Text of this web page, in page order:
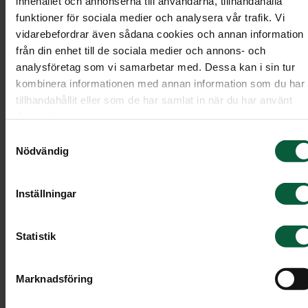
funktioner för sociala medier och analysera vår trafik. Vi
vidarebefordrar även sådana cookies och annan information
från din enhet till de sociala medier och annons- och
analysföretag som vi samarbetar med. Dessa kan i sin tur
kombinera informationen med annan information som du har
tillhandahållit eller som de har samlat in när du har använt
Nödvändig
Inställningar
Statistik
Marknadsföring
ha deltagit i planeringen eller fått en grundlig
genomgång av hur minnesstunden är tänkt.
Ibland är någon av de närmaste värd, men det
också kännas bra att det är någon annan i
sällskapet.
Minnesbord
Det är en fin idé att arrangera ett minnesbord
ett eller flera foton av den avlidna, ljus och
minnesbok där gästerna kan skriva några rader.
Minnestal